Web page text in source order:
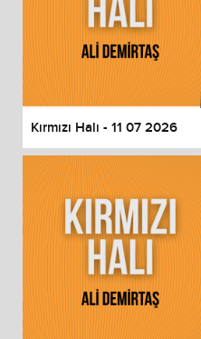
Kırmızı Halı - 11 07 2026